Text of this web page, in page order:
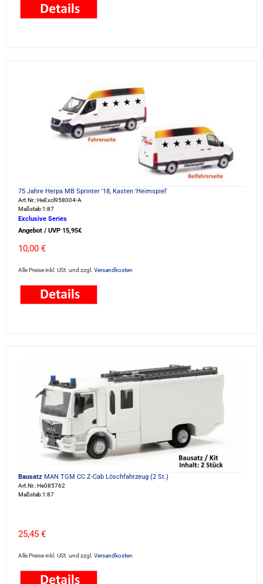
75 Jahre Herpa MB Sprinter '18, Kasten 'Heimspiel'
Art.Nr.: HeExcl958004-A
Maßstab:1:87
Exclusive Series
Angebot / UVP 15,95€
10,00 €
Alle Preise inkl. USt. und zzgl. Versandkosten
Bausatz MAN TGM CC Z-Cab Löschfahrzeug (2 St.)
Art.Nr.: He085762
Maßstab:1:87
25,45 €
Alle Preise inkl. USt. und zzgl. Versandkosten